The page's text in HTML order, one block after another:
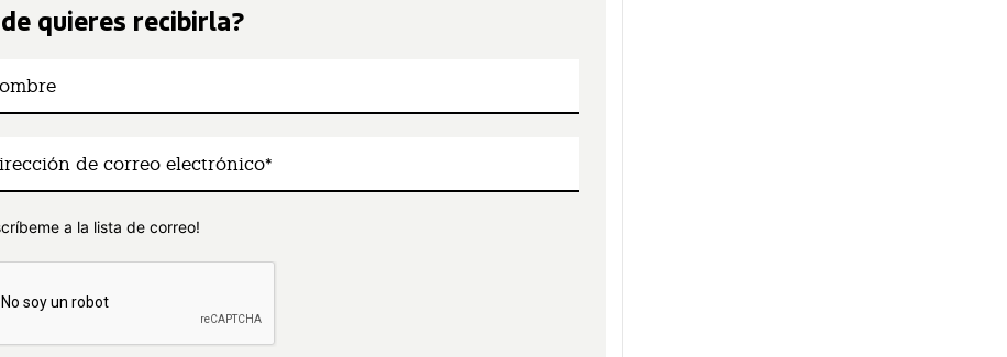
quieres recibirla?
a la lista de correo!